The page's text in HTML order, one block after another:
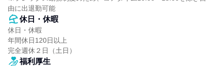
由に出退勤可能
休日・休暇
休日・休暇
年間休日120日以上
完全週休２日（土日）
福利厚生